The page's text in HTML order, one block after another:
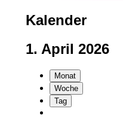
Kalender
1. April 2026
Monat
Woche
Tag